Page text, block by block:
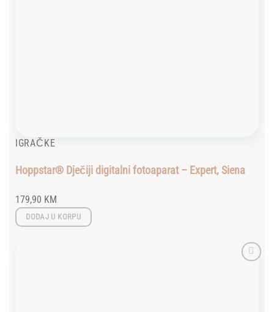
IGRAČKE
Hoppstar® Dječiji digitalni fotoaparat – Expert, Siena
179,90 KM
DODAJ U KORPU